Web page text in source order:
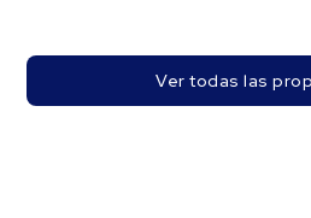
Ver todas las